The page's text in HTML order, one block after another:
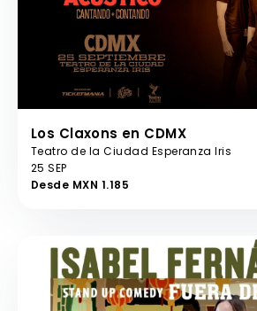
Los Claxons en CDMX
Teatro de la Ciudad Esperanza Iris
25 SEP
Desde MXN 1.185